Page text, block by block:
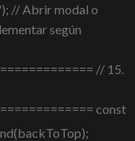
// Abrir modal o
según
// 15.
const